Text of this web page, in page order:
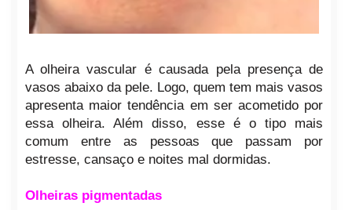
A olheira vascular é causada pela presença de
vasos abaixo da pele. Logo, quem tem mais vasos
apresenta maior tendência em ser acometido por
essa olheira. Além disso, esse é o tipo mais
comum entre as pessoas que passam por
estresse, cansaço e noites mal dormidas.
Olheiras pigmentadas